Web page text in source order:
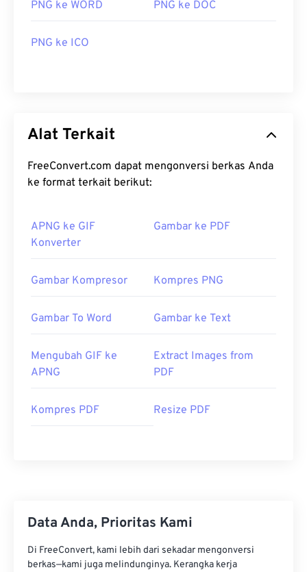
PNG ke WORD PNG ke DOC
PNG ke ICO
Alat Terkait
FreeConvert.com dapat mengonversi berkas Anda
ke format terkait berikut:
APNG ke GIF
Konverter
Gambar ke PDF
Gambar Kompresor Kompres PNG
Gambar To Word Gambar ke Text
Mengubah GIF ke
APNG
Extract Images from
PDF
Kompres PDF Resize PDF
Data Anda, Prioritas Kami
Di FreeConvert, kami lebih dari sekadar mengonversi
berkas—kami juga melindunginya. Kerangka kerja